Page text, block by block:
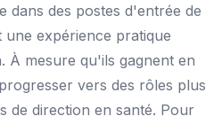
dans des postes d'entrée de
une expérience pratique
À mesure qu'ils gagnent en
vers des rôles plus
de direction en santé. Pour